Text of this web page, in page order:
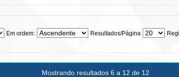
Em ordem: Resultados/Página
Mostrando resultados 6 a 12 de 12